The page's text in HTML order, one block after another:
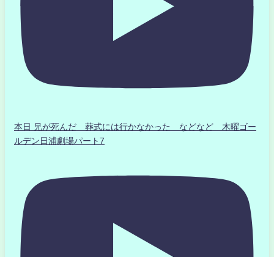
本日 兄が死んだ 葬式には行かなかった などなど 木曜ゴー
ルデン日浦劇場パート7